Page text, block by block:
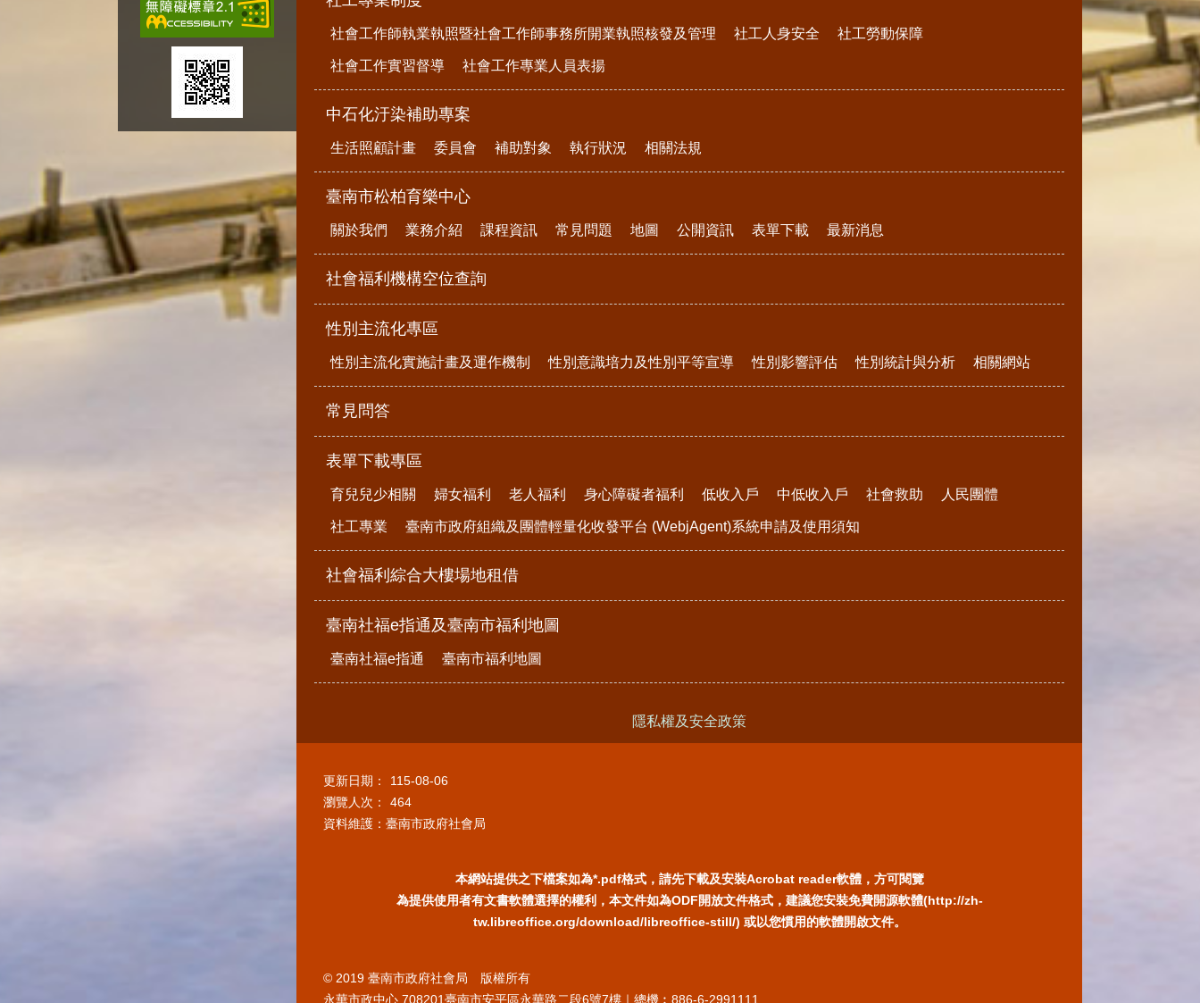
社會工作師執業執照暨社會工作師事務所開業執照核發及管理 社工人身安全 社工勞動保障
社會工作實習督導 社會工作專業人員表揚
中石化汙染補助專案
生活照顧計畫 委員會 補助對象 執行狀況 相關法規
臺南市松柏育樂中心
關於我們 業務介紹 課程資訊 常見問題 地圖 公開資訊 表單下載 最新消息
社會福利機構空位查詢
性別主流化專區
性別主流化實施計畫及運作機制 性別意識培力及性別平等宣導 性別影響評估 性別統計與分析 相關網站
常見問答
表單下載專區
育兒兒少相關 婦女福利 老人福利 身心障礙者福利 低收入戶 中低收入戶 社會救助 人民團體
社工專業 臺南市政府組織及團體輕量化收發平台 (WebjAgent)系統申請及使用須知
社會福利綜合大樓場地租借
臺南社福e指通及臺南市福利地圖
臺南社福e指通 臺南市福利地圖
隱私權及安全政策
更新日期：
115-08-06
瀏覽人次：
464
資料維護：臺南市政府社會局
本網站提供之下檔案如為*.pdf格式，請先下載及安裝Acrobat reader軟體，方可閱覽
為提供使用者有文書軟體選擇的權利，本文件如為ODF開放文件格式，建議您安裝免費開源軟體(http://zh-
tw.libreoffice.org/download/libreoffice-still/) 或以您慣用的軟體開啟文件。
© 2019 臺南市政府社會局 版權所有
永華市政中心 708201臺南市安平區永華路二段6號7樓｜總機︰886-6-2991111